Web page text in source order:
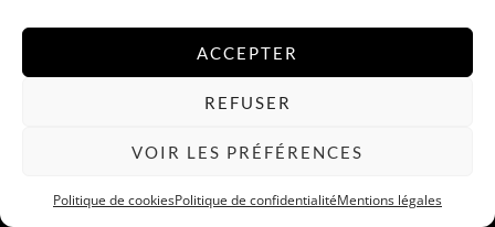
ACCEPTER
REFUSER
VOIR LES PRÉFÉRENCES
Politique de cookiesPolitique de confidentialitéMentions légales
Conditions générales de vente